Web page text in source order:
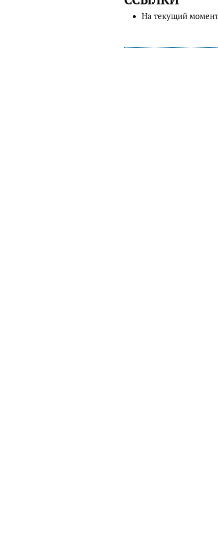
На текущий